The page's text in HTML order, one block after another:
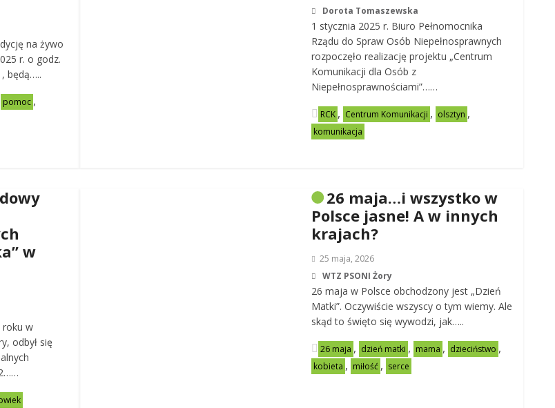
na żywo
r. o godz.
będą…..
pomoc ,
Dorota Tomaszewska
1 stycznia 2025 r. Biuro Pełnomocnika
Rządu do Spraw Osób Niepełnosprawnych
rozpoczęło realizację projektu „Centrum
Komunikacji dla Osób z
Niepełnosprawnościami”……
RCK , Centrum Komunikacji , olsztyn ,
komunikacja
w
roku w
odbył się
26 maja…i wszystko w
Polsce jasne! A w innych
krajach?
25 maja, 2026
WTZ PSONI Żory
26 maja w Polsce obchodzony jest „Dzień
Matki”. Oczywiście wszyscy o tym wiemy. Ale
skąd to święto się wywodzi, jak…..
26 maja , dzień matki , mama , dzieciństwo ,
kobieta , miłość , serce